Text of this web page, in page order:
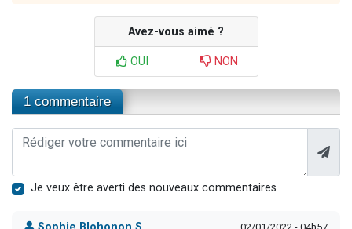
Avez-vous aimé ?
OUI NON
1 commentaire
Je veux être averti des nouveaux commentaires